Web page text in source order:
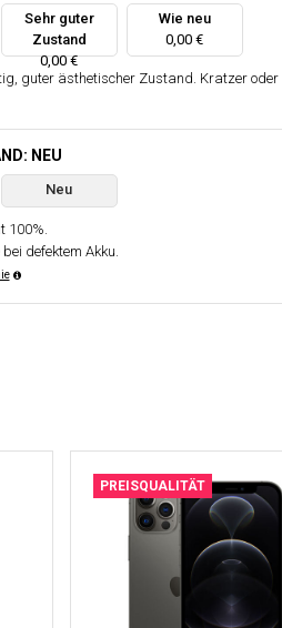
Sehr guter
Zustand
0,00 €
Wie neu
0,00 €
guter ästhetischer Zustand. Kratzer
NEU
Neu
100%.
defektem Akku.
PREISQUALITÄT